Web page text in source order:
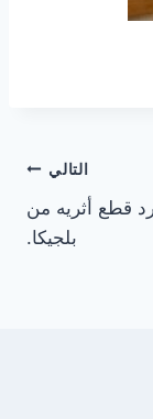
التالي
قطع أثريه من
بلجيكا.